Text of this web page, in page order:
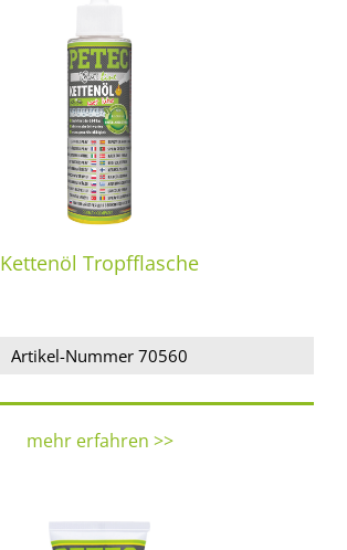
Kettenöl Tropfflasche
Artikel-Nummer 70560
mehr erfahren >>